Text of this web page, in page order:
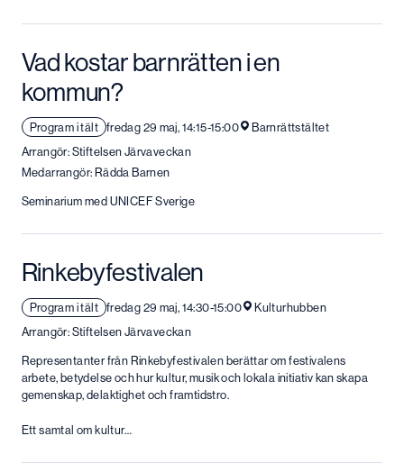
Vad kostar barnrätten i en
kommun?
Program i tält fredag 29 maj, 14:15-15:00
Barnrättstältet
Arrangör: Stiftelsen Järvaveckan
Medarrangör: Rädda Barnen
Seminarium med UNICEF Sverige
Rinkebyfestivalen
Program i tält fredag 29 maj, 14:30-15:00
Kulturhubben
Arrangör: Stiftelsen Järvaveckan
Representanter från Rinkebyfestivalen berättar om festivalens
arbete, betydelse och hur kultur, musik och lokala initiativ kan skapa
gemenskap, delaktighet och framtidstro.
Ett samtal om kultur…